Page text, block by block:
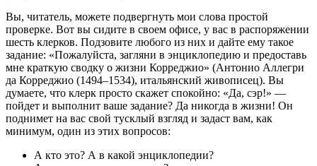
Вы, читатель, можете подвергнуть мои слова простой
проверке. Вот вы сидите в своем офисе, у вас в распоряжении
шесть клерков. Подзовите любого из них и дайте ему такое
задание: «Пожалуйста, загляни в энциклопедию и предоставь
мне краткую сводку о жизни Корреджио» (Антонио Аллегри
да Корреджио (1494–1534), итальянский живописец). Вы
думаете, что клерк просто скажет спокойно: «Да, сэр!» —
пойдет и выполнит ваше задание? Да никогда в жизни! Он
поднимет на вас свой тусклый взгляд и задаст вам, как
минимум, один из этих вопросов:
А кто это? А в какой энциклопедии?